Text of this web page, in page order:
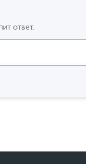
ответ.